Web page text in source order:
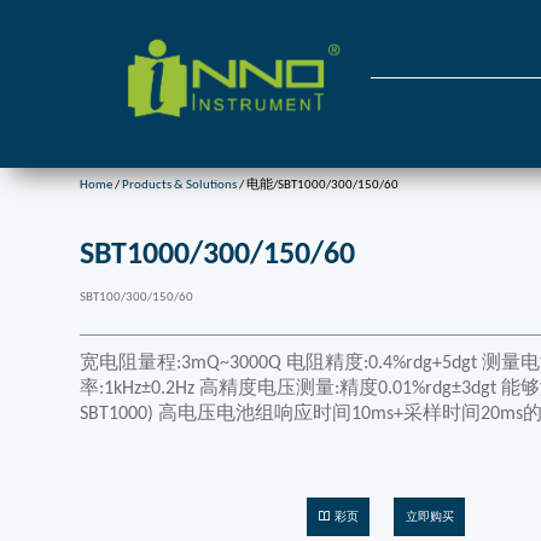
Home/Products & Solutions/ 电能/SBT1000/300/150/60
SBT1000/300/150/60
SBT100/300/150/60
宽电阻量程:3mQ~3000Q 电阻精度:0.4%rdg+5dgt 测量
率:1kHz±0.2Hz 高精度电压测量:精度0.01%rdg±3dgt 能
SBT1000) 高电压电池组响应时间10ms+采样时间20ms
彩页 立即购买